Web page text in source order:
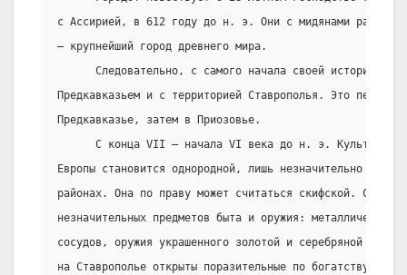
с Ассирией, в 612 году до н. э. Они с мидянами
– крупнейший город древнего мира.
Следовательно, с самого начала своей истории
Предкавказьем и с территорией Ставрополья. Это
Предкавказье, затем в Приозовье.
С конца VII – начала VI века до н. э. Культура
Европы становится однородной, лишь незначительно
районах. Она по праву может считаться скифской.
незначительных предметов быта и оружия: металлических,
сосудов, оружия украшенного золотой и серебряной
на Ставрополье открыты поразительные по богатству и